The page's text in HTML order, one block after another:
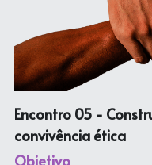
Encontro 05 -
convivência ética
Objetivo